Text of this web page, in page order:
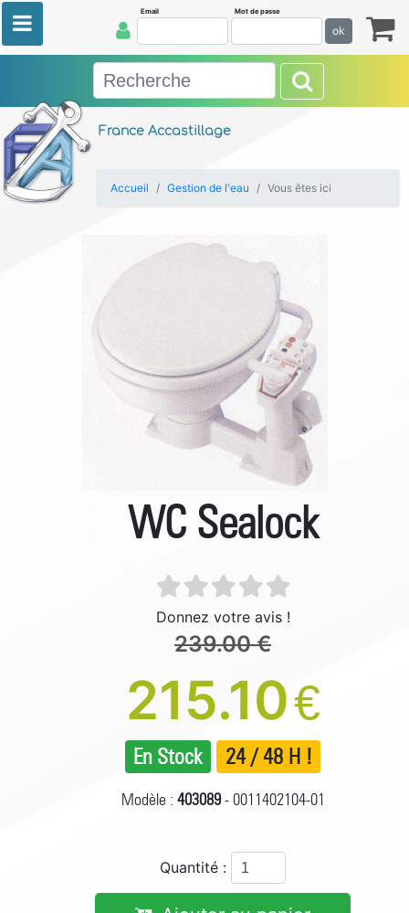
France Accastillage
Email Mot de passe
ok
Accueil Gestion de l'eau Vous êtes ici
WC Sealock
Donnez votre avis !
239.00 €
215.10€
En Stock 24 / 48 H !
Modèle : 403089- 0011402104-01
Quantité :